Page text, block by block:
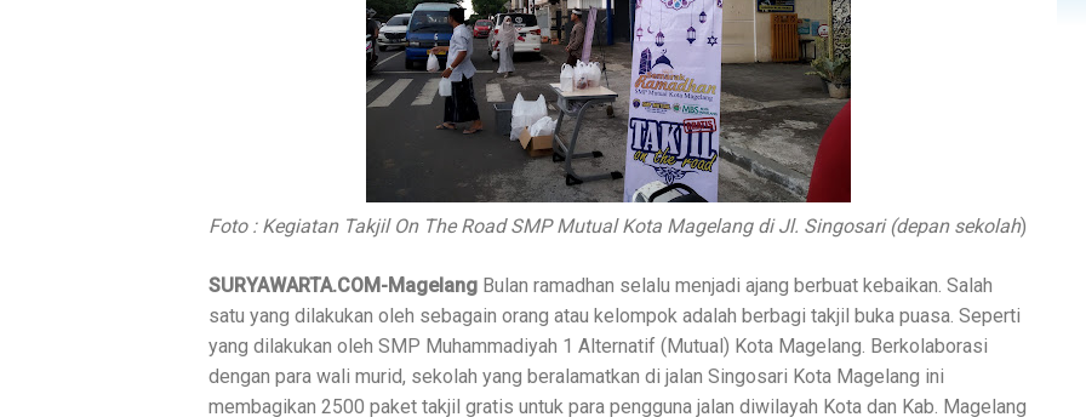
Foto : Kegiatan Takjil On The Road SMP Mutual Kota Magelang di Jl. Singosari (depan sekolah)
SURYAWARTA.COM-Magelang Bulan ramadhan selalu menjadi ajang berbuat kebaikan. Salah
satu yang dilakukan oleh sebagain orang atau kelompok adalah berbagi takjil buka puasa. Seperti
yang dilakukan oleh SMP Muhammadiyah 1 Alternatif (Mutual) Kota Magelang. Berkolaborasi
dengan para wali murid, sekolah yang beralamatkan di jalan Singosari Kota Magelang ini
membagikan 2500 paket takjil gratis untuk para pengguna jalan diwilayah Kota dan Kab. Magelang